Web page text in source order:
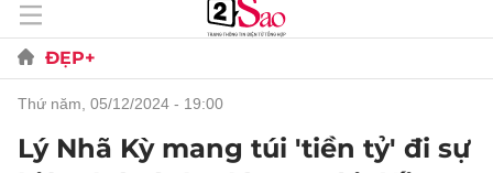
ĐẸP+
thứ năm, 05/12/2024 - 19:00
Lý Nhã Kỳ mang túi 'tiền tỷ' đi sự